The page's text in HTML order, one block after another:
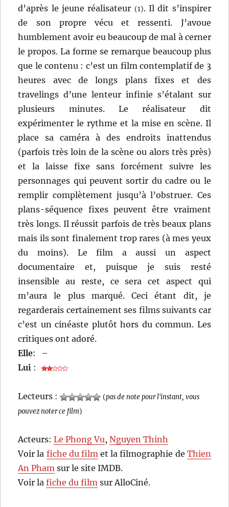
d’après le jeune réalisateur (1). Il dit s’inspirer
de son propre vécu et ressenti. J’avoue
humblement avoir eu beaucoup de mal à cerner
le propos. La forme se remarque beaucoup plus
que le contenu : c’est un film contemplatif de 3
heures avec de longs plans fixes et des
travelings d’une lenteur infinie s’étalant sur
plusieurs minutes. Le réalisateur dit
expérimenter le rythme et la mise en scène. Il
place sa caméra à des endroits inattendus
(parfois très loin de la scène ou alors très près)
et la laisse fixe sans forcément suivre les
personnages qui peuvent sortir du cadre ou le
remplir complètement jusqu’à l’obstruer. Ces
plans-séquence fixes peuvent être vraiment
très longs. Il réussit parfois de très beaux plans
mais ils sont finalement trop rares (à mes yeux
du moins). Le film a aussi un aspect
documentaire et, puisque je suis resté
insensible au reste, ce sera cet aspect qui
m’aura le plus marqué. Ceci étant dit, je
regarderais certainement ses films suivants car
c’est un cinéaste plutôt hors du commun. Les
critiques ont adoré.
Elle:
–
Lui :
Lecteurs : (pas de note pour l'instant, vous
pouvez noter ce film)
Acteurs:Le Phong Vu,Nguyen Thinh
Voir la fiche du filmet la filmographie de Thien
An Pham sur le site IMDB.
Voir lafiche du film sur AlloCiné.